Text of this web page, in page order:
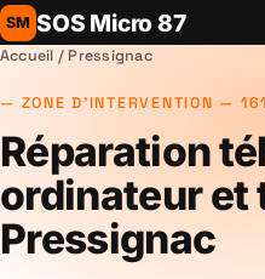
SM SOS Micro 87
Accueil / Pressignac
ZONE D'INTERVENTION —
Réparation
ordinateur et
Pressignac